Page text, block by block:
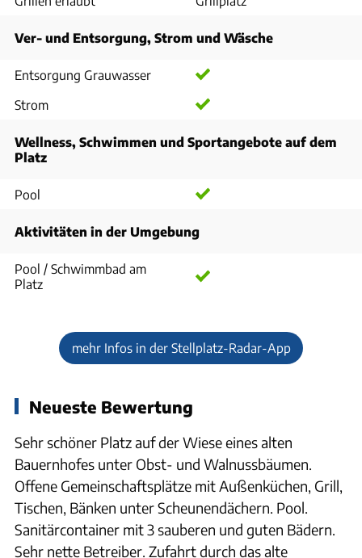
Ver- und Entsorgung, Strom und Wäsche
Entsorgung Grauwasser
Strom
Wellness, Schwimmen und Sportangebote auf dem
Platz
Pool
Aktivitäten in der Umgebung
Pool / Schwimmbad am
Platz
mehr Infos in der Stellplatz-Radar-App
Neueste Bewertung
Sehr schöner Platz auf der Wiese eines alten
Bauernhofes unter Obst- und Walnussbäumen.
Offene Gemeinschaftsplätze mit Außenküchen, Grill,
Tischen, Bänken unter Scheunendächern. Pool.
Sanitärcontainer mit 3 sauberen und guten Bädern.
Sehr nette Betreiber. Zufahrt durch das alte